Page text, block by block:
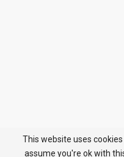
This website uses
assume you're ok with